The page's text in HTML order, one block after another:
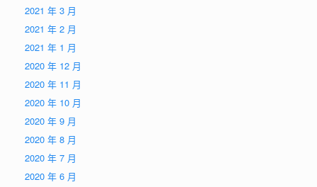
2021 年 3 月
2021 年 2 月
2021 年 1 月
2020 年 12 月
2020 年 11 月
2020 年 10 月
2020 年 9 月
2020 年 8 月
2020 年 7 月
2020 年 6 月